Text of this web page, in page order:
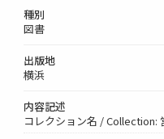
種別
図書
出版地
横浜
内容記述
コレクション名 / Collection: